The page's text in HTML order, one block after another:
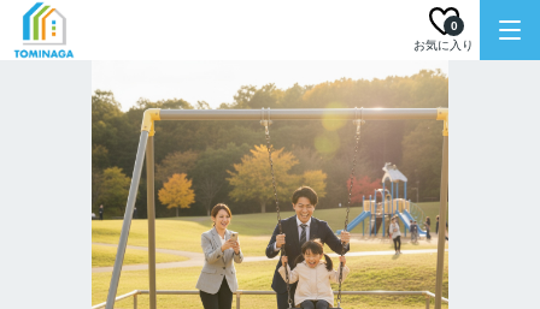
お気に入り
0